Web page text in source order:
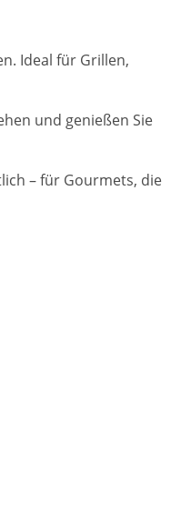
Ideal für Grillen,
und genießen Sie
– für Gourmets, die